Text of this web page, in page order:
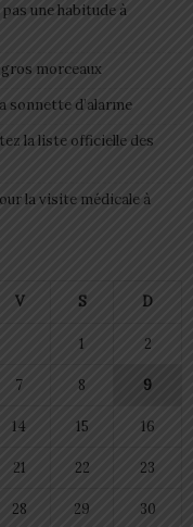
une habitude à
gros morceaux
sonnette d’alarme
la liste officielle des
la visite médicale à
V S D
1 2
7 8 9
14 15 16
21 22 23
28 29 30